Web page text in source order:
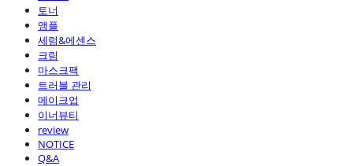
토너
앰플
세럼&에센스
크림
마스크팩
트러블 관리
메이크업
이너뷰티
review
NOTICE
Q&A